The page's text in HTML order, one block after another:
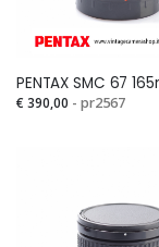
€ 390,00 - pr2567